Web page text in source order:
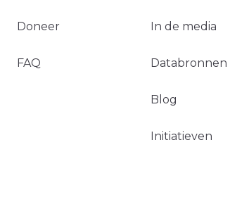
Doneer
FAQ
In de media
Databronnen
Blog
Initiatieven